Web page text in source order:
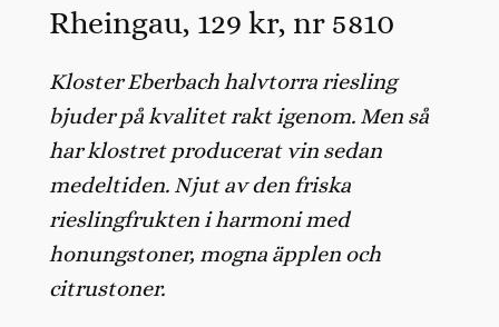
Rheingau, 129 kr, nr 5810
Kloster Eberbach halvtorra riesling
bjuder på kvalitet rakt igenom. Men så
har klostret producerat vin sedan
medeltiden. Njut av den friska
rieslingfrukten i harmoni med
honungstoner, mogna äpplen och
citrustoner.